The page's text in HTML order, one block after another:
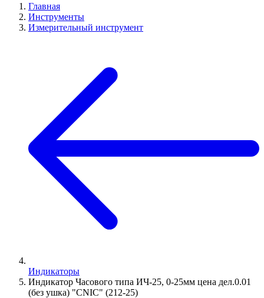
Главная
Инструменты
Измерительный инструмент
Индикаторы
Индикатор Часового типа ИЧ-25, 0-25мм цена дел.0.01
(без ушка) "CNIC" (212-25)